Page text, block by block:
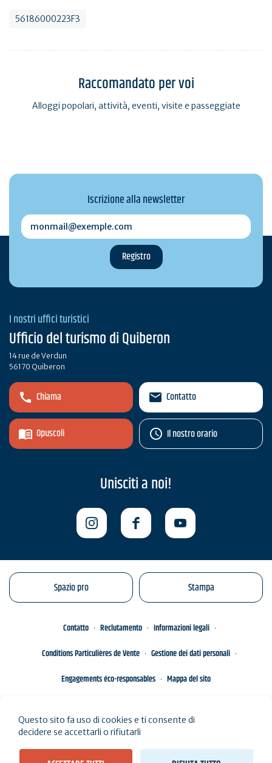
56186000223F3
Raccomandato per voi
Alloggi popolari, attività, eventi, visite e passeggiate
Iscrizione alla newsletter
monmail@exemple.com
I nostri uffici turistici
Ufficio del turismo di Quiberon
14 rue de Verdun
56170 Quiberon
Chiama
Opuscoli
Contatto
Il nostro orario
Unisciti a noi!
Spazio pro Stampa
Contatto Reclutamento
Informazioni legali
Conditions Particulières de Vente
Gestione dei dati personali
Engagements éco-responsables
Mappa del sito
Questo sito fa uso di cookies e ti consente di
decidere se accettarli o rifiutarli